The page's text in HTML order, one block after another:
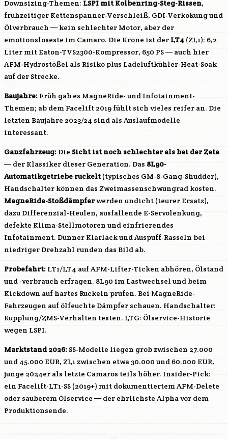
Downsizing-Themen: LSPI mit Kolbenring-Steg-Rissen,
frühzeitiger Kettenspanner-Verschleiß, GDI-Verkokung und
Ölverbrauch — kein schlechter Motor, aber der
emotionsloseste im Camaro. Die Krone ist der LT4 (ZL1): 6,2
Liter mit Eaton-TVS2300-Kompressor, 650 PS — auch hier
AFM-Hydrostößel als Risiko plus Ladeluftkühler-Heat-Soak
auf der Strecke.
Baujahre: Früh gab es MagneRide- und Infotainment-
Themen; ab dem Facelift 2019 fühlt sich vieles reifer an. Die
letzten Baujahre 2023/24 sind als Auslaufmodelle
interessant.
Ganzfahrzeug: Die Sicht ist noch schlechter als bei der Zeta
— der Klassiker dieser Generation. Das 8L90-
Automatikgetriebe ruckelt(typisches GM-8-Gang-Shudder),
Handschalter können das Zweimassenschwungrad kosten.
MagneRide-Stoßdämpferwerden undicht (teurer Ersatz),
dazu Differenzial-Heulen, ausfallende E-Servolenkung,
defekte Klima-Stellmotoren und einfrierendes
Infotainment. Dünner Klarlack und Auspuff-Rasseln bei
niedriger Drehzahl runden das Bild ab.
Probefahrt: LT1/LT4 auf AFM-Lifter-Ticken abhören, Ölstand
und -verbrauch erfragen. 8L90 im Lastwechsel und beim
Kickdown auf hartes Ruckeln prüfen. Bei MagneRide-
Fahrzeugen auf ölfeuchte Dämpfer schauen. Handschalter:
Kupplung/ZMS-Verhalten testen. LTG: Ölservice-Historie
wegen LSPI.
Marktstand 2026: SS-Modelle liegen grob zwischen 27.000
und 45.000 EUR, ZL1 zwischen etwa 30.000 und 60.000 EUR,
junge 2024er als letzte Camaros teils höher. Insider-Pick:
ein Facelift-LT1-SS (2019+) mit dokumentiertem AFM-Delete
oder sauberem Ölservice — der ehrlichste Alpha vor dem
Produktionsende.